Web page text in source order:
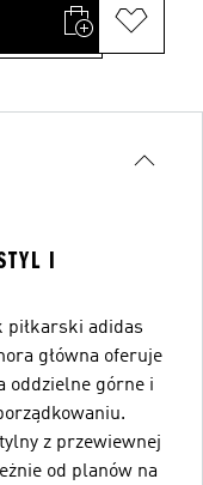
I
piłkarski adidas
główna oferuje
oddzielne górne i
z przewiewnej
od planów na